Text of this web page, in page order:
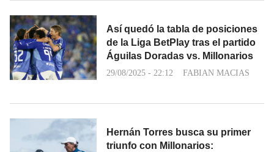
Así quedó la tabla de posiciones
de la Liga BetPlay tras el partido
Águilas Doradas vs. Millonarios
29/08/2025 - 22:12 FABIAN MACIAS
Hernán Torres busca su primer
triunfo con Millonarios: